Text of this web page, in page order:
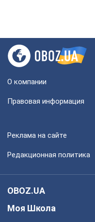
О компании
Правовая информация
Реклама на сайте
Редакционная политика
OBOZ.UA
Моя Школа